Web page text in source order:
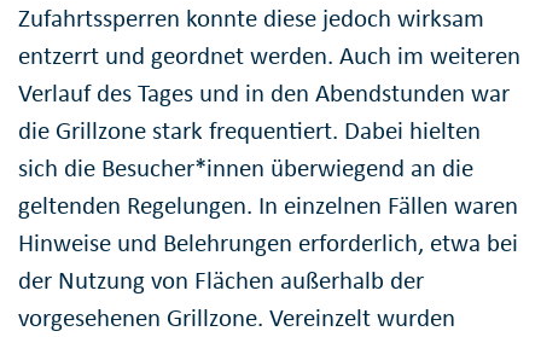
Zufahrtssperren konnte diese jedoch wirksam
entzerrt und geordnet werden. Auch im weiteren
Verlauf des Tages und in den Abendstunden war
die Grillzone stark frequentiert. Dabei hielten
sich die Besucher*innen überwiegend an die
geltenden Regelungen. In einzelnen Fällen waren
Hinweise und Belehrungen erforderlich, etwa bei
der Nutzung von Flächen außerhalb der
vorgesehenen Grillzone. Vereinzelt wurden